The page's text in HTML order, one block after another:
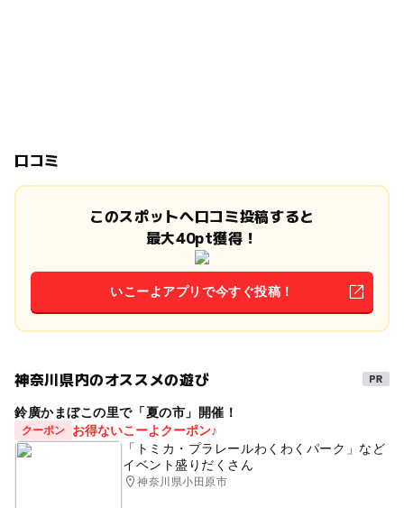
口コミ
このスポットへ口コミ投稿すると
最大40pt獲得！
いこーよアプリで今すぐ投稿！
神奈川県内のオススメの遊び
鈴廣かまぼこの里で「夏の市」開催！
クーポン
お得ないこーよクーポン♪
「トミカ・プラレールわくわくパーク」など
イベント盛りだくさん
神奈川県小田原市